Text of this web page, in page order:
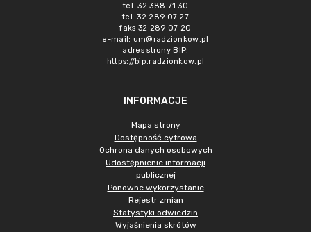
tel. 32 388 71 30
tel. 32 289 07 27
faks 32 289 07 20
e-mail: um@radzionkow.pl
adres strony BIP:
https://bip.radzionkow.pl
INFORMACJE
Mapa strony
Dostępność cyfrowa
Ochrona danych osobowych
Udostępnienie informacji
publicznej
Ponowne wykorzystanie
Rejestr zmian
Statystyki odwiedzin
Wyjaśnienia skrótów